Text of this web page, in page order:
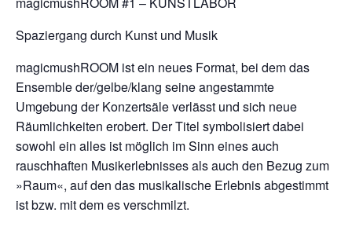
Spaziergang durch Kunst und Musik
magicmushROOM ist ein neues Format, bei dem das
Ensemble der/gelbe/klang seine angestammte
Umgebung der Konzertsäle verlässt und sich neue
Räumlichkeiten erobert. Der Titel symbolisiert dabei
sowohl ein alles ist möglich im Sinn eines auch
rauschhaften Musikerlebnisses als auch den Bezug zum
»Raum«, auf den das musikalische Erlebnis abgestimmt
ist bzw. mit dem es verschmilzt.